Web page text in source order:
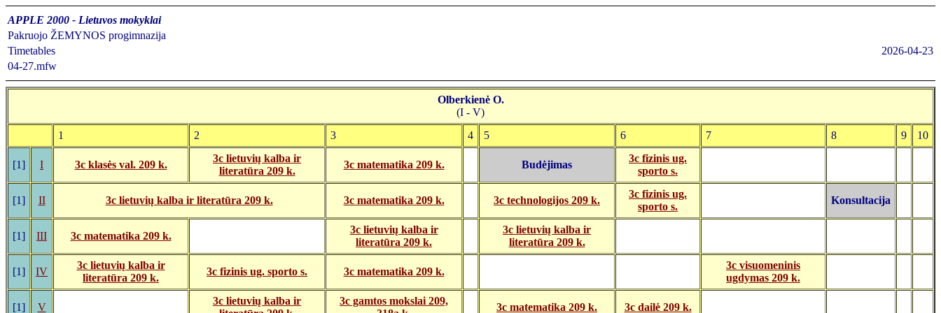
APPLE 2000 - Lietuvos mokyklai
Pakruojo ŽEMYNOS progimnazija
Timetables
2026-04-23
04-27.mfw
Olberkienė O.
(I - V)
1
2 3 4 5 6 7 8 9 10
[1] I 3c klasės val. 209 k.
3c lietuvių kalba ir
literatūra 209 k.
3c matematika 209 k. Budėjimas
3c fizinis ug.
sporto s.
[1] II 3c lietuvių kalba ir literatūra 209 k. 3c matematika 209 k. 3c technologijos 209 k.
3c fizinis ug.
sporto s.
Konsultacija
[1] III 3c matematika 209 k.
3c lietuvių kalba ir
literatūra 209 k.
3c lietuvių kalba ir
literatūra 209 k.
[1] IV
3c lietuvių kalba ir
literatūra 209 k.
3c fizinis ug. sporto s. 3c matematika 209 k.
3c visuomeninis
ugdymas 209 k.
[1] V
3c lietuvių kalba ir
3c gamtos mokslai 209,
3c matematika 209 k. 3c dailė 209 k.